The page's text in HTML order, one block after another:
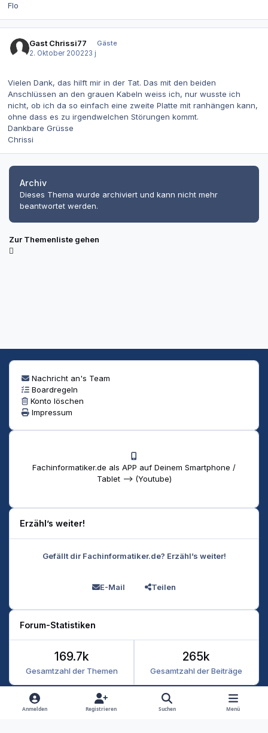
Flo
Gast Chrissi77
Gäste
2. Oktober 200223 j
Vielen Dank, das hilft mir in der Tat. Das mit den beiden
Anschlüssen an den grauen Kabeln weiss ich, nur wusste ich
nicht, ob ich da so einfach eine zweite Platte mit ranhängen kann,
ohne dass es zu irgendwelchen Störungen kommt.
Dankbare Grüsse
Chrissi
Archiv
Dieses Thema wurde archiviert und kann nicht mehr
beantwortet werden.
Zur Themenliste gehen
Nachricht an's Team
Boardregeln
Konto löschen
Impressum
Fachinformatiker.de als APP auf Deinem Smartphone /
Tablet --> (Youtube)
Erzähl’s weiter!
Gefällt dir Fachinformatiker.de? Erzähl’s weiter!
E-Mail Teilen
Forum-Statistiken
Gesamtzahl der Themen
169.7k
Gesamtzahl der Beiträge
265k
Heller Modus
Dunkler Modus
Systemeinstellung
Anmelden Registrieren Suchen Menü